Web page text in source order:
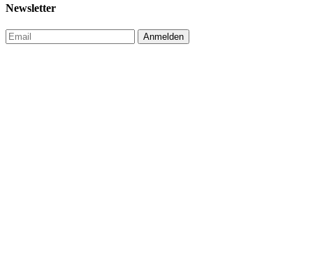
Newsletter
Anmelden